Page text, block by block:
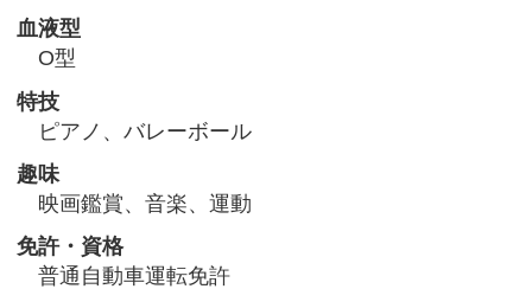
血液型
O型
特技
ピアノ、バレーボール
趣味
映画鑑賞、音楽、運動
免許・資格
普通自動車運転免許